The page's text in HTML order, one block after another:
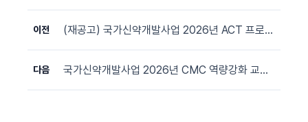
이전 (재공고) 국가신약개발사업 2026년 ACT 프로그램 지원사업 (MD 자문 프로그램) 용역 입찰 공고
다음 국가신약개발사업 2026년 CMC 역량강화 교육 프로그램 용역 입찰 공고